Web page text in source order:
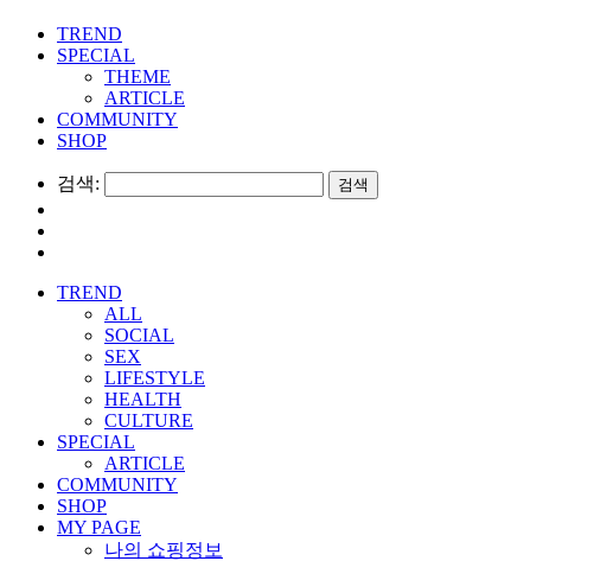
TREND
SPECIAL
THEME
ARTICLE
COMMUNITY
SHOP
검색:
TREND
ALL
SOCIAL
SEX
LIFESTYLE
HEALTH
CULTURE
SPECIAL
ARTICLE
COMMUNITY
SHOP
MY PAGE
나의 쇼핑정보